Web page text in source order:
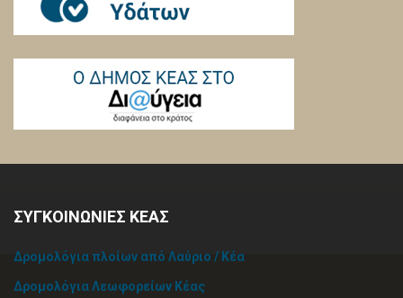
ΣΥΓΚΟΙΝΩΝΙΕΣ ΚΕΑΣ
Δρομολόγια πλοίων από Λαύριο / Κέα
Δρομολόγια Λεωφορείων Κέας